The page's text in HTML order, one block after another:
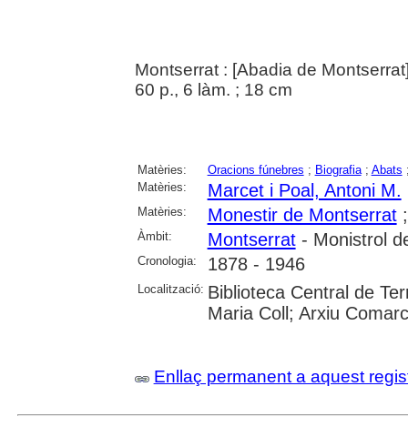
Montserrat : [Abadia de
60 p., 6 làm. ; 18 cm
Matèries: Oracions fúnebres ; Biografia; Abats
Matèries:
Marcet i Poal, Antoni M.
Matèries: Monestir de Montserrat
Àmbit: Montserrat- Monistrol
Cronologia: 1878 - 1946
Localització: Biblioteca Central de
Maria Coll; Arxiu
Enllaç permanent a aquest